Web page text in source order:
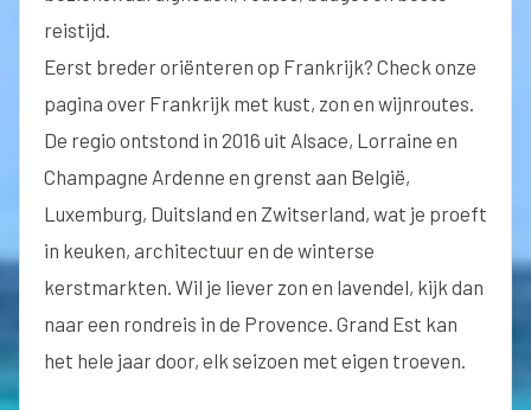
reistijd.
Eerst breder oriënteren op Frankrijk? Check onze
pagina over Frankrijk met kust, zon en wijnroutes.
De regio ontstond in 2016 uit Alsace, Lorraine en
Champagne Ardenne en grenst aan België,
Luxemburg, Duitsland en Zwitserland, wat je proeft
in keuken, architectuur en de winterse
kerstmarkten. Wil je liever zon en lavendel, kijk dan
naar een rondreis in de Provence. Grand Est kan
het hele jaar door, elk seizoen met eigen troeven.